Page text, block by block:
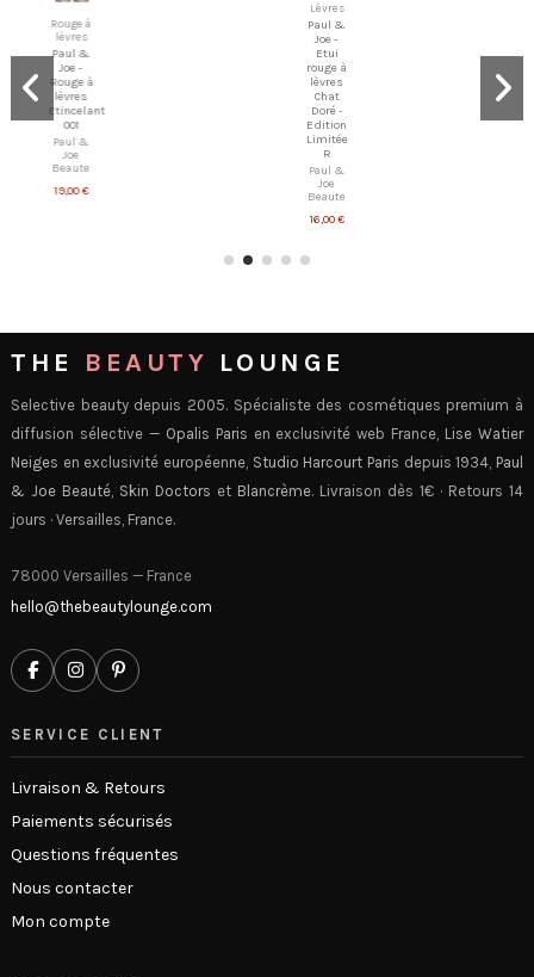
Rouge à
lèvres
Paul &
Rouge à
lèvres
Etincelant
001
Paul &
Beaute
19,00 €
Lèvres
Paul &
Joe -
rouge à
lèvres
Doré -
Edition
Limitée
Paul &
Beaute
16,00 €
THE BEAUTY LOUNGE
Selective beauty depuis 2005. Spécialiste des cosmétiques premium à
diffusion sélective — Opalis Paris en exclusivité web France, Lise Watier
Neiges en exclusivité européenne, Studio Harcourt Paris depuis 1934, Paul
& Joe Beauté Skin Doctors et Blancrème. Livraison dès 1€ · Retours 14
jours · Versailles, France.
78000 Versailles — France
hello@thebeautylounge.com
SERVICE CLIENT
Livraison & Retours
Paiements sécurisés
Questions fréquentes
Nous contacter
Mon compte